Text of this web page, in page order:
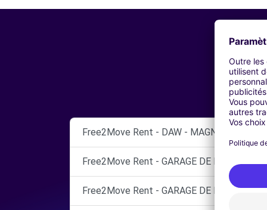
Free2Move Rent - DAW - MAGNY-LES-
Free2Move Rent - GARAGE DE L
Free2Move Rent - GARAGE DE LA CHAINE